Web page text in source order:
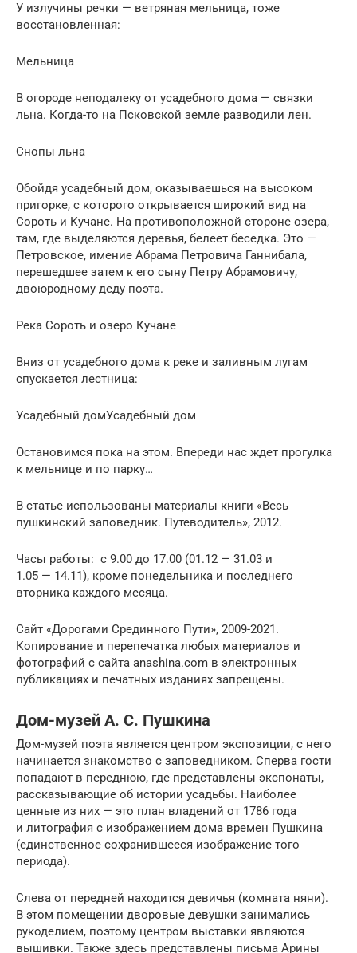
У излучины речки — ветряная мельница, тоже
восстановленная:
Мельница
В огороде неподалеку от усадебного дома — связки
льна. Когда-то на Псковской земле разводили лен.
Снопы льна
Обойдя усадебный дом, оказываешься на высоком
пригорке, с которого открывается широкий вид на
Сороть и Кучане. На противоположной стороне озера,
там, где выделяются деревья, белеет беседка. Это —
Петровское, имение Абрама Петровича Ганнибала,
перешедшее затем к его сыну Петру Абрамовичу,
двоюродному деду поэта.
Река Сороть и озеро Кучане
Вниз от усадебного дома к реке и заливным лугам
спускается лестница:
Усадебный домУсадебный дом
Остановимся пока на этом. Впереди нас ждет прогулка
к мельнице и по парку…
В статье использованы материалы книги «Весь
пушкинский заповедник. Путеводитель», 2012.
Часы работы: с 9.00 до 17.00 (01.12 — 31.03 и
1.05 — 14.11), кроме понедельника и последнего
вторника каждого месяца.
Сайт «Дорогами Срединного Пути», 2009-2021.
Копирование и перепечатка любых материалов и
фотографий с сайта anashina.com в электронных
публикациях и печатных изданиях запрещены.
Дом-музей А. С. Пушкина
Дом-музей поэта является центром экспозиции, с него
начинается знакомство с заповедником. Сперва гости
попадают в переднюю, где представлены экспонаты,
рассказывающие об истории усадьбы. Наиболее
ценные из них — это план владений от 1786 года
и литография с изображением дома времен Пушкина
(единственное сохранившееся изображение того
периода).
Слева от передней находится девичья (комната няни).
В этом помещении дворовые девушки занимались
рукоделием, поэтому центром выставки являются
вышивки. Также здесь представлены письма Арины